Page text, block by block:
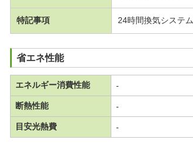
特記事項 24時間換気システ
省エネ性能
エネルギー消費性能 -
断熱性能 -
目安光熱費 -